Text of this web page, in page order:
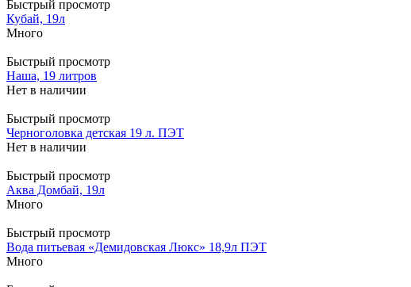
Быстрый просмотр
Кубай, 19л
Много
Быстрый просмотр
Наша, 19 литров
Нет в наличии
Быстрый просмотр
Черноголовка детская 19 л. ПЭТ
Нет в наличии
Быстрый просмотр
Аква Домбай, 19л
Много
Быстрый просмотр
Вода питьевая «Демидовская Люкс» 18,9л ПЭТ
Много